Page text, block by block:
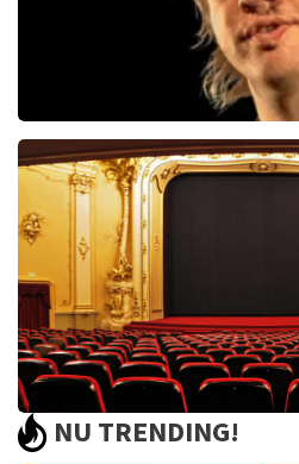
Jan Jaap Van Der Wal
BEKIJKEN
Saturday Night Fever
NU TRENDING!